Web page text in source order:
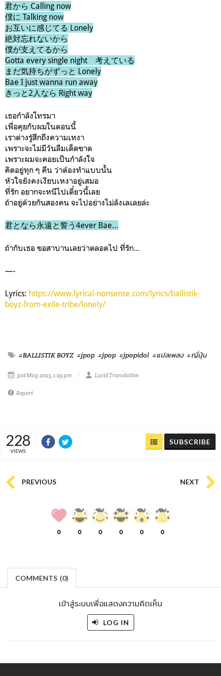
君から Calling now
僕に Talking now
お互いに感じてる Lonely
絶対忘れないから
僕が支えてるから
Gotta every single night 考えている
まだ気持ちがずっと Lonely
Bae I just wanna run away
きっと2人なら Right way
เธอกำลังโทรมา
เพื่อคุยกับผมในตอนนี้
เราต่างรู้สึกถึงความเหงา
เพราะจะไม่มีวันลืมเด็ดขาด
เพราะผมจะคอยเป็นกำลังใจ
คิดอยู่ทุก ๆ คืน ว่าต้องทำแบบนั้น
หัวใจยังคงเงียบเหงาอยู่เสมอ
ที่รัก อยากจะหนีไปเดี๋ยวนี้เลย
ถ้าอยู่ด้วยกันสองคน จะไปอย่างไม่ลังเลเลยล่ะ
君となら永遠と誓う4ever Bae…
ถ้ากับเธอ ขอสาบานเลยว่าตลอดไป ที่รัก...
—-
Lyrics: https://www.lyrical-nonsense.com/lyrics/ballistik-
boyz-from-exile-tribe/lonely/
#BALLISTIK BOYZ #jpop #jpop #jpopidol #แปลเพลง #ญี่ปุ่น
31st May 2023, 1:29 pm Lucid Translation
Report
228
VIEWS
SUBSCRIBE
PREVIOUS NEXT
0 0 0 0 0 0
COMMENTS (0)
เข้าสู่ระบบเพื่อแสดงความคิดเห็น
LOG IN